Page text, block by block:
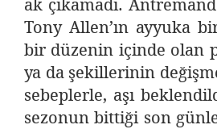
ak çıkamadı.
Tony Allen’ın ayyuka
bir düzenin içinde olan
ya da şekillerinin
sebeplerle, aşı
sezonun bittiği son